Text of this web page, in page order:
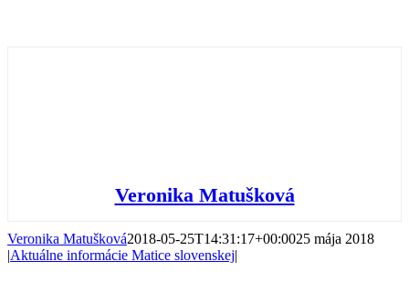
Veronika Matušková
Veronika Matušková2018-05-25T14:31:17+00:0025 mája 2018
|Aktuálne informácie Matice slovenskej|